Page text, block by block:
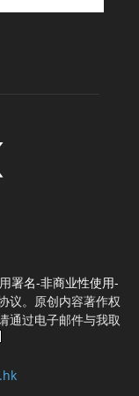
署名-非商业性使用-
议。原创内容著作权
通过电子邮件与我取